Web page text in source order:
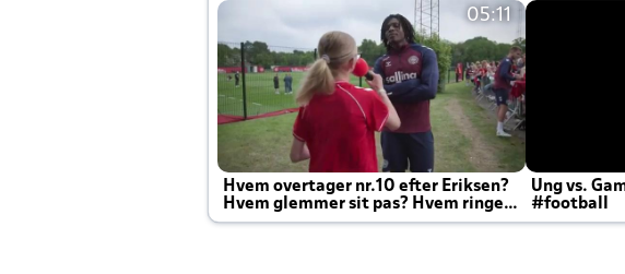
05:11
Hvem overtager nr.10 efter Eriksen?
Hvem glemmer sit pas? Hvem ringer
Joachim altid til efter kampe?
Ung vs.
#football